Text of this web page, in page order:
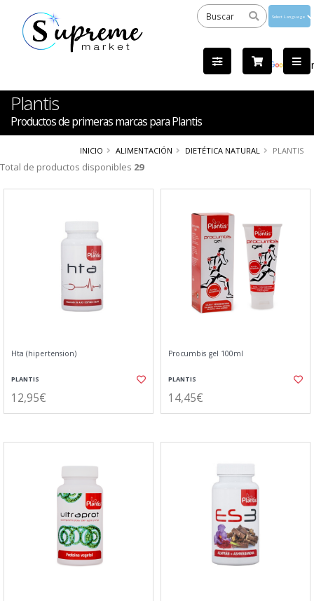
by
Plantis
Productos de primeras marcas para Plantis
INICIO ALIMENTACIÓN DIETÉTICA NATURAL PLANTIS
Total de productos disponibles 29
Hta (hipertension)
PLANTIS
12,95€
Procumbis gel 100ml
PLANTIS
14,45€